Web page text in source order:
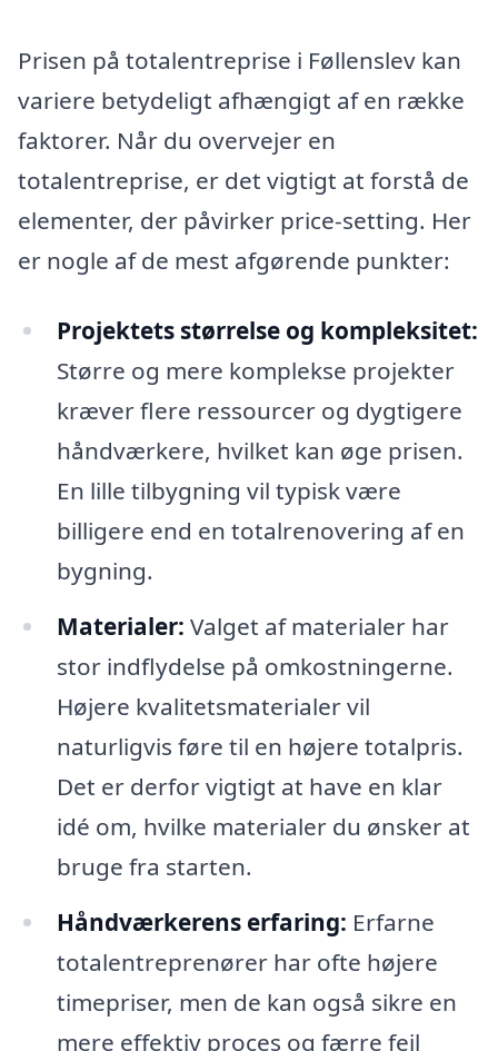
Prisen på totalentreprise i Føllenslev kan
variere betydeligt afhængigt af en række
faktorer. Når du overvejer en
totalentreprise, er det vigtigt at forstå de
elementer, der påvirker price-setting. Her
er nogle af de mest afgørende punkter:
Projektets størrelse og kompleksitet:
Større og mere komplekse projekter
kræver flere ressourcer og dygtigere
håndværkere, hvilket kan øge prisen.
En lille tilbygning vil typisk være
billigere end en totalrenovering af en
bygning.
Materialer: Valget af materialer har
stor indflydelse på omkostningerne.
Højere kvalitetsmaterialer vil
naturligvis føre til en højere totalpris.
Det er derfor vigtigt at have en klar
idé om, hvilke materialer du ønsker at
bruge fra starten.
Håndværkerens erfaring: Erfarne
totalentreprenører har ofte højere
timepriser, men de kan også sikre en
mere effektiv proces og færre fejl